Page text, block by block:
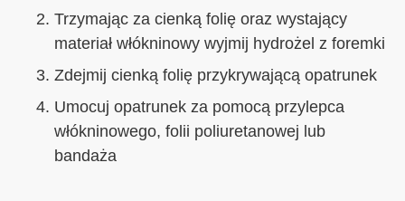
Trzymając za cienką folię oraz wystający
materiał włókninowy wyjmij hydrożel z foremki
Zdejmij cienką folię przykrywającą opatrunek
Umocuj opatrunek za pomocą przylepca
włókninowego, folii poliuretanowej lub
bandaża